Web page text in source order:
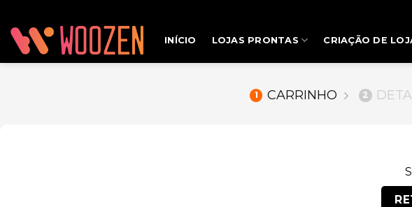
to
content
INÍCIO LOJAS PRONTAS CRIAÇÃO DE
1 CARRINHO 2